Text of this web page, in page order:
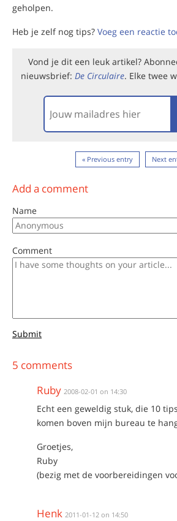
geholpen.
Heb je zelf nog tips? Voeg een reactie
Vond je dit een leuk artikel?
nieuwsbrief: De Circulaire. Elke twee
« Previous entry Next
Add a comment
Name
Comment
Submit
5 comments
Ruby 2008-02-01 on 14:30
Echt een geweldig stuk, die 10
komen boven mijn bureau te
Groetjes,
Ruby
(bezig met de voorbereidingen
Henk 2011-01-12 on 14:50